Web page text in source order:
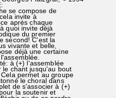
se compose de
invite à
après chaque
invite déjà
du premier
C'est la
et belle,
déjà une certaine
à (+) l'assemblée
chant jusqu'au bout
permet au groupe
le choral dans
de s'associer à (+)
la soutenir et